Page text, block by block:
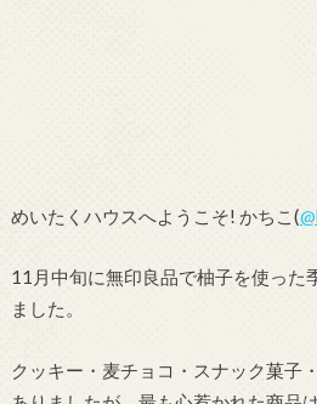
めいたくハウスへようこそ! かちこ(
11月中旬に無印良品で柚子を使った
ました。
クッキー・麦チョコ・スナック菓子